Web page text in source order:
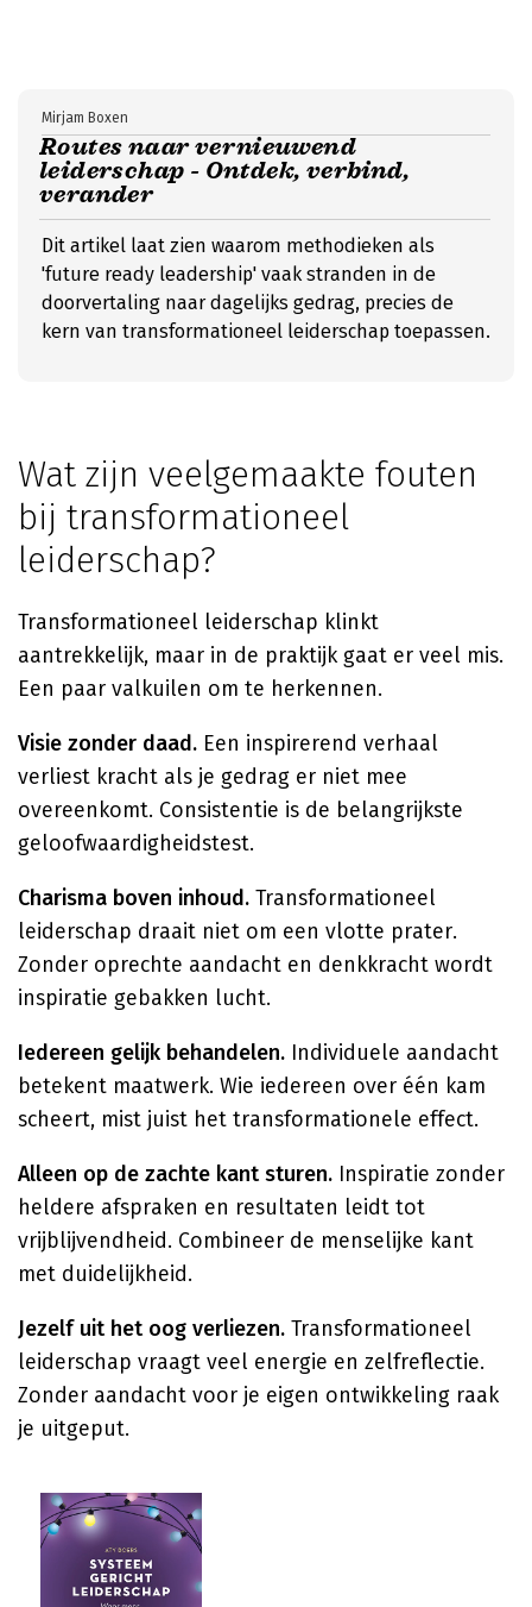
Routes naar vernieuwend
leiderschap - Ontdek, verbind,
verander
Mirjam Boxen
Dit artikel laat zien waarom methodieken als
'future ready leadership' vaak stranden in de
doorvertaling naar dagelijks gedrag, precies de
kern van transformationeel leiderschap toepassen.
Wat zijn veelgemaakte fouten
bij transformationeel
leiderschap?
Transformationeel leiderschap klinkt
aantrekkelijk, maar in de praktijk gaat er veel mis.
Een paar valkuilen om te herkennen.
Visie zonder daad. Een inspirerend verhaal
verliest kracht als je gedrag er niet mee
overeenkomt. Consistentie is de belangrijkste
geloofwaardigheidstest.
Charisma boven inhoud. Transformationeel
leiderschap draait niet om een vlotte prater.
Zonder oprechte aandacht en denkkracht wordt
inspiratie gebakken lucht.
Iedereen gelijk behandelen. Individuele aandacht
betekent maatwerk. Wie iedereen over één kam
scheert, mist juist het transformationele effect.
Alleen op de zachte kant sturen. Inspiratie zonder
heldere afspraken en resultaten leidt tot
vrijblijvendheid. Combineer de menselijke kant
met duidelijkheid.
Jezelf uit het oog verliezen. Transformationeel
leiderschap vraagt veel energie en zelfreflectie.
Zonder aandacht voor je eigen ontwikkeling raak
je uitgeput.